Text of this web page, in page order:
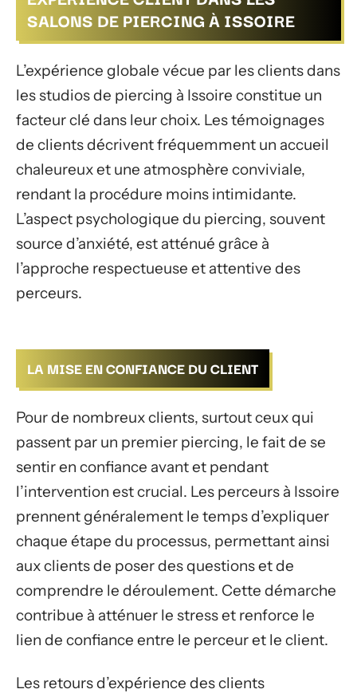
SALONS DE PIERCING À ISSOIRE
L’expérience globale vécue par les clients dans
les studios de piercing à Issoire constitue un
facteur clé dans leur choix. Les témoignages
de clients décrivent fréquemment un accueil
chaleureux et une atmosphère conviviale,
rendant la procédure moins intimidante.
L’aspect psychologique du piercing, souvent
source d’anxiété, est atténué grâce à
l’approche respectueuse et attentive des
perceurs.
LA MISE EN CONFIANCE DU CLIENT
Pour de nombreux clients, surtout ceux qui
passent par un premier piercing, le fait de se
sentir en confiance avant et pendant
l’intervention est crucial. Les perceurs à Issoire
prennent généralement le temps d’expliquer
chaque étape du processus, permettant ainsi
aux clients de poser des questions et de
comprendre le déroulement. Cette démarche
contribue à atténuer le stress et renforce le
lien de confiance entre le perceur et le client.
Les retours d’expérience des clients